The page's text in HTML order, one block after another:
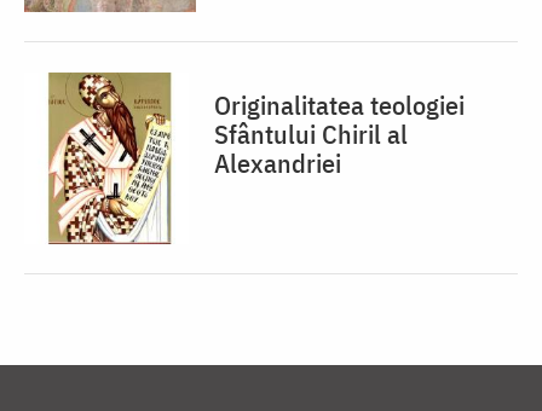
Originalitatea teologiei
Sfântului Chiril al
Alexandriei